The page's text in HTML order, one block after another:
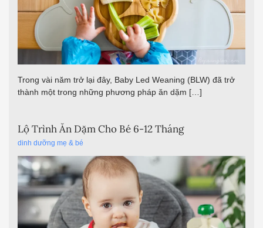
Trong vài năm trở lại đây, Baby Led Weaning (BLW) đã trở
thành một trong những phương pháp ăn dặm […]
Lộ Trình Ăn Dặm Cho Bé 6-12 Tháng
dinh dưỡng mẹ & bé